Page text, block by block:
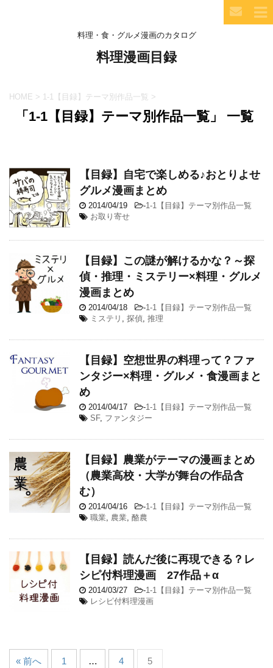
料理・食・グルメ漫画のカタログ
料理漫画目録
HOME > 1-1【目録】テーマ別作品一覧 >
「1-1【目録】テーマ別作品一覧」 一覧
【目録】自宅で楽しめる♪おとりよせ
グルメ漫画まとめ
2014/04/19 -1-1【目録】テーマ別作品一覧
お取り寄せ
【目録】この謎が解けるかな？～探
偵・推理・ミステリー×料理・グルメ
漫画まとめ
2014/04/18 -1-1【目録】テーマ別作品一覧
ミステリ , 探偵, 推理
【目録】空想世界の料理って？ファ
ンタジー×料理・グルメ・食漫画まと
め
2014/04/17 -1-1【目録】テーマ別作品一覧
SF, ファンタジー
【目録】農業がテーマの漫画まとめ
（農業高校・大学が舞台の作品含
む）
2014/04/16 -1-1【目録】テーマ別作品一覧
職業, 農業, 酪農
【目録】読んだ後に再現できる？レ
シピ付料理漫画 27作品＋α
2014/03/27 -1-1【目録】テーマ別作品一覧
レシピ付料理漫画
« 前へ 1 … 4 5